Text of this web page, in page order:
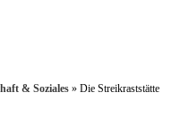
& Soziales » Die Streikraststätte